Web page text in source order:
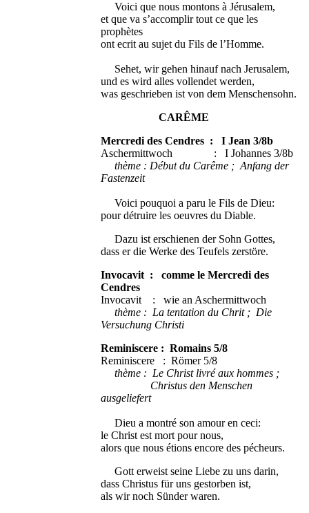
Voici que nous montons à Jérusalem,
et que va s’accomplir tout ce que les
prophètes
ont ecrit au sujet du Fils de l’Homme.
Sehet, wir gehen hinauf nach Jerusalem,
und es wird alles vollendet werden,
was geschrieben ist von dem Menschensohn.
CARÊME
Mercredi des Cendres : I Jean 3/8b
Aschermittwoch : I Johannes 3/8b
thème : Début du Carême ; Anfang der
Fastenzeit
Voici pouquoi a paru le Fils de Dieu:
pour détruire les oeuvres du Diable.
Dazu ist erschienen der Sohn Gottes,
dass er die Werke des Teufels zerstöre.
Invocavit : comme le Mercredi des
Cendres
Invocavit : wie an Aschermittwoch
thème : La tentation du Chrit ; Die
Versuchung Christi
Reminiscere : Romains 5/8
Reminiscere : Römer 5/8
thème : Le Christ livré aux hommes ;
Christus den Menschen
ausgeliefert
Dieu a montré son amour en ceci:
le Christ est mort pour nous,
alors que nous étions encore des pécheurs.
Gott erweist seine Liebe zu uns darin,
dass Christus für uns gestorben ist,
als wir noch Sünder waren.